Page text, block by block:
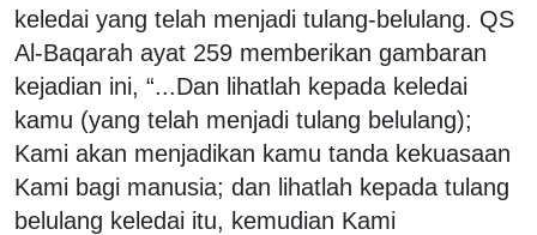
keledai yang telah menjadi tulang-belulang. QS
Al-Baqarah ayat 259 memberikan gambaran
kejadian ini, “...Dan lihatlah kepada keledai
kamu (yang telah menjadi tulang belulang);
Kami akan menjadikan kamu tanda kekuasaan
Kami bagi manusia; dan lihatlah kepada tulang
belulang keledai itu, kemudian Kami